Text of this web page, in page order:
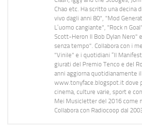
Chao etc. Ha scritto una decina
vivo dagli anni 80", "Mod
L’uomo cangiante", "Rock n
Scott-Heron Il Bob Dylan Nero"
senza tempo". Collabora con i
"Vinile" e i quotidiani “Il
giurati del Premio Tenco e del
anni aggiorna quotidianamente
www.tonyface.blogspot.it dove
cinema, culture varie, sport e
Mei Musicletter del 2016 come
Collabora con Radiocoop dal